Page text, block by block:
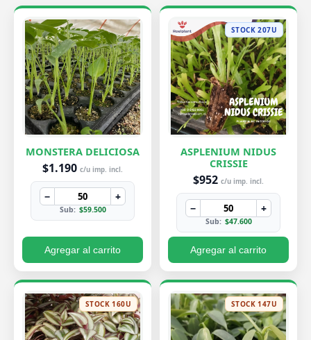
MONSTERA DELICIOSA
$1.190 c/u imp. incl.
− +
Sub: $59.500
Agregar al carrito
STOCK 207U
ASPLENIUM NIDUS
CRISSIE
$952 c/u imp. incl.
− +
Sub: $47.600
Agregar al carrito
STOCK 160U STOCK 147U